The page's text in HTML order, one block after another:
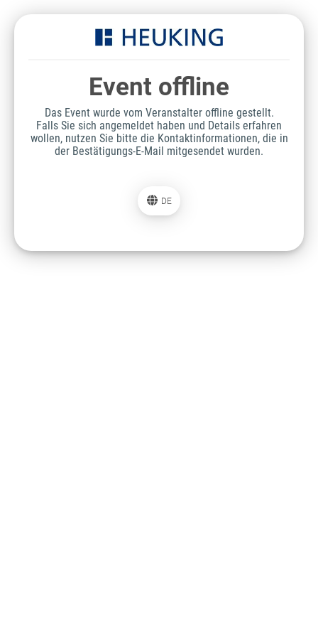
Event offline
Das Event wurde vom Veranstalter offline gestellt.
Falls Sie sich angemeldet haben und Details erfahren
wollen, nutzen Sie bitte die Kontaktinformationen, die in
der Bestätigungs-E-Mail mitgesendet wurden.
DE